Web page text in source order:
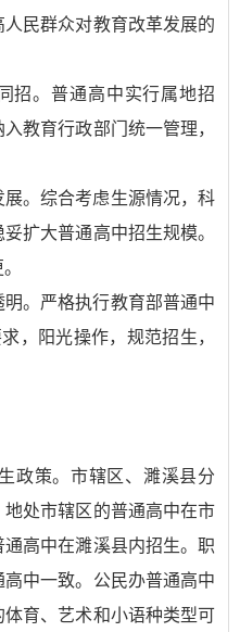
民群众对教育改革发展的
招。普通高中实行属地招
教育行政部门统一管理，
展。综合考虑生源情况，科
扩大普通高中招生规模。
明。严格执行教育部普通中
，阳光操作，规范招生，
政策。市辖区、濉溪县分
处市辖区的普通高中在市
高中在濉溪县内招生。职
中一致。公民办普通高中
育、艺术和小语种类型可